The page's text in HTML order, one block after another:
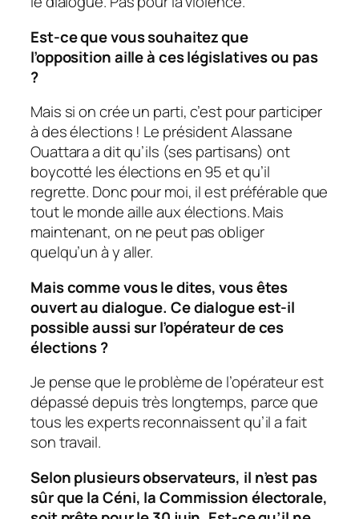
Est-ce que vous souhaitez que
l’opposition aille à ces législatives ou pas
?
Mais si on crée un parti, c’est pour participer
à des élections ! Le président Alassane
Ouattara a dit qu’ils (ses partisans) ont
boycotté les élections en 95 et qu’il
regrette. Donc pour moi, il est préférable que
tout le monde aille aux élections. Mais
maintenant, on ne peut pas obliger
quelqu’un à y aller.
Mais comme vous le dites, vous êtes
ouvert au dialogue. Ce dialogue est-il
possible aussi sur l’opérateur de ces
élections ?
Je pense que le problème de l’opérateur est
dépassé depuis très longtemps, parce que
tous les experts reconnaissent qu’il a fait
son travail.
Selon plusieurs observateurs, il n’est pas
sûr que la Céni, la Commission électorale,